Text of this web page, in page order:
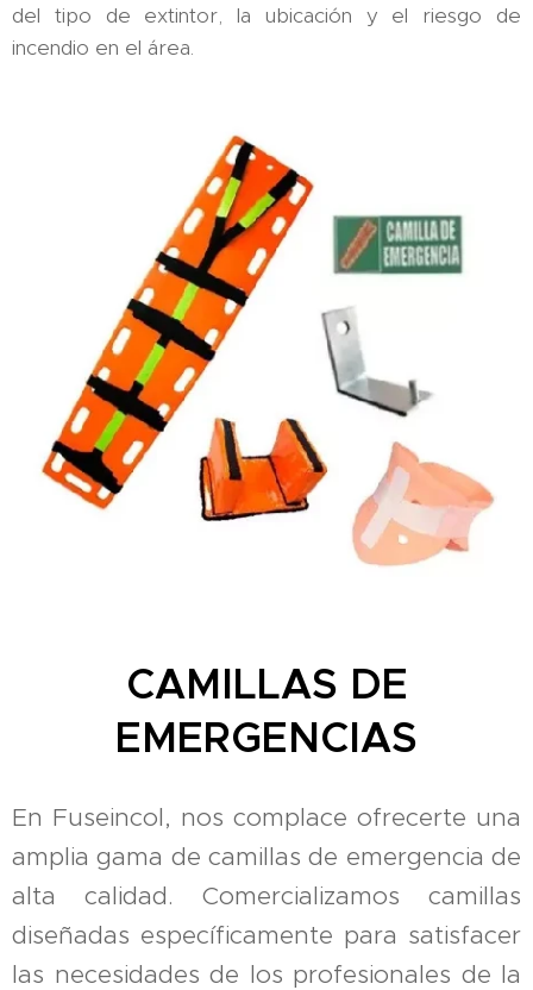
del tipo de extintor, la ubicación y el riesgo de
incendio en el área.
CAMILLAS DE
EMERGENCIAS
En Fuseincol, nos complace ofrecerte una
amplia gama de camillas de emergencia de
alta calidad. Comercializamos camillas
diseñadas específicamente para satisfacer
las necesidades de los profesionales de la